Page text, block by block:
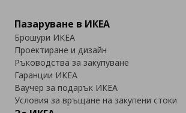
Пазаруване в ИКЕА
Брошури ИКЕА
Проектиране и дизайн
Ръководства за закупуване
Гаранции ИКЕА
Ваучер за подарък ИКЕА
Условия за връщане на закупени стоки